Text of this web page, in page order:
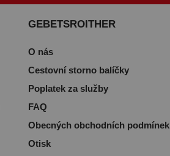
GEBETSROITHER
O nás
Cestovní storno balíčky
Poplatek za služby
FAQ
Obecných obchodních podmínek
Otisk